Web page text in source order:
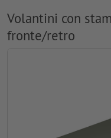
Volantini con
fronte/retro